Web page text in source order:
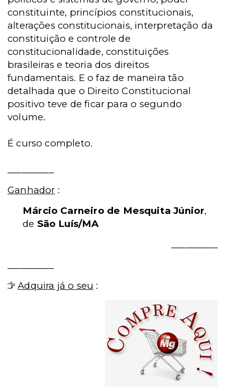
constituinte, princípios constitucionais,
alterações constitucionais, interpretação da
constituição e controle de
constitucionalidade, constituições
brasileiras e teoria dos direitos
fundamentais. E o faz de maneira tão
detalhada que o Direito Constitucional
positivo teve de ficar para o segundo
volume.
É curso completo.
Ganhador :
Márcio Carneiro de Mesquita Júnior,
de São Luís/MA
Adquira já o seu :